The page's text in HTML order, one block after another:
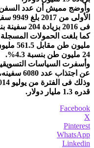
وأوضج مميش أن عدد السفن
فى 2016 بزيادة 204 سفينة بنسبة 2.1%.
24 مليون طن بنسبة 4.3%.
وأسفرت السياسات
عن
قدره 1.3 مليار دولار.
Facebook
X
Pinterest
WhatsApp
Linkedin